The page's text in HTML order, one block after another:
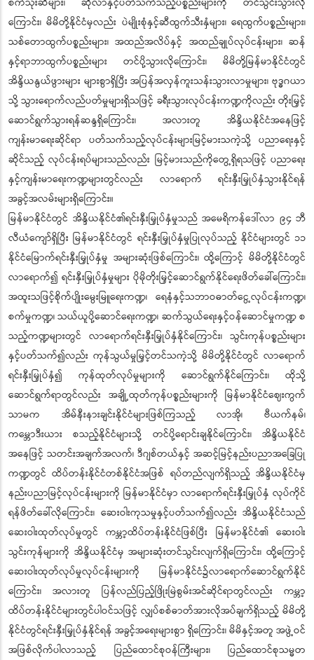
ကြောင်း၊ မိမိတို့နိုင်ငံမှလည်း ပဲမျိုးစုံနှင့်ဆီထွက်သီးနှံများ၊ ရေထွက်ပစ္စည်းများ၊
သစ်တောထွက်ပစ္စည်းများ၊ အထည်အလိပ်နှင့် အထည်ချုပ်လုပ်ငန်းများ၊ ဆန်
နှင့်ရာဘာထွက်ပစ္စည်းများ တင်ပို့သွားလိုကြောင်း၊ မိမိတို့မြန်မာနိုင်ငံတွင်
အိန္ဒိယနွယ်ဖွားများ များစွာရှိပြီး အပြန်အလှန်ကူးသန်းသွားလာမှုများ၊ ဗုဒ္ဓဂယာ
သို့ သွားရောက်လည်ပတ်မှုများရှိသဖြင့် ခရီးသွားလုပ်ငန်းကဏ္ဍကိုလည်း တိုးမြှင့်
ဆောင်ရွက်သွားရန်ဆန္ဒရှိကြောင်း၊ အလားတူ အိန္ဒိယနိုင်ငံအနေဖြင့်
ကျန်းမာရေးဆိုင်ရာ ပတ်သက်သည့်လုပ်ငန်းများမြင့်မားသကဲ့သို့ ပညာရေးနှင့်
ဆိုင်သည့် လုပ်ငန်းရပ်များသည်လည်း မြင့်မားသည်ကိုတွေ့ရှိရသဖြင့် ပညာရေး
နှင့်ကျန်းမာရေးကဏ္ဍများတွင်လည်း လာရောက် ရင်းနှီးမြှုပ်နှံသွားနိုင်ရန်
အခွင့်အလမ်းများရှိကြောင်း။
မြန်မာနိုင်ငံတွင် အိန္ဒိယနိုင်ငံ၏ရင်းနှီးမြှုပ်နှံမှုသည် အမေရိကန်ဒေါ်လာ ၉၄ ဘီ
လီယံကျော်ရှိပြီး မြန်မာနိုင်ငံတွင် ရင်းနှီးမြှုပ်နှံမှုပြုလုပ်သည့် နိုင်ငံများတွင် ၁၁
နိုင်ငံမြောက်ရင်းနှီးမြှုပ်နှံမှု အများဆုံးဖြစ်ကြောင်း၊ ထို့ကြောင့် မိမိတို့နိုင်ငံတွင်
လာရောက်၍ ရင်းနှီးမြှုပ်နှံမှုများ ပိုမိုတိုးမြှင့်ဆောင်ရွက်နိုင်ရေးဖိတ်ခေါ်ကြောင်း၊
အထူးသဖြင့်စိုက်ပျိုးမွေးမြူရေးကဏ္ဍ၊ ရေနံနှင့်သဘာဝဓာတ်ငွေ့လုပ်ငန်းကဏ္ဍ၊
စက်မှုကဏ္ဍ၊ သယ်ယူပို့ဆောင်ရေးကဏ္ဍ၊ ဆက်သွယ်ရေးနှင့်ဝန်ဆောင်မှုကဏ္ဍ စ
သည့်ကဏ္ဍများတွင် လာရောက်ရင်းနှီးမြှုပ်နှံနိုင်ကြောင်း၊ သွင်းကုန်ပစ္စည်းများ
နှင့်ပတ်သက်၍လည်း ကုန်သွယ်မှုမြှင့်တင်သကဲ့သို့ မိမိတို့နိုင်ငံတွင် လာရောက်
ရင်းနှီးမြှုပ်နှံ၍ ကုန်ထုတ်လုပ်မှုများကို ဆောင်ရွက်နိုင်ကြောင်း၊ ထိုသို့
ဆောင်ရွက်ရာတွင်လည်း အချို့ထုတ်ကုန်ပစ္စည်းများကို မြန်မာနိုင်ငံဈေးကွက်
သာမက အိမ်နီးနားချင်းနိုင်ငံများဖြစ်ကြသည့် လာအို၊ ဗီယက်နမ်၊
ကမ္ဘောဒီးယား စသည့်နိုင်ငံများသို့ တင်ပို့ရောင်းချနိုင်ကြောင်း၊ အိန္ဒိယနိုင်ငံ
အနေဖြင့် သတင်းအချက်အလက်၊ ဒီဂျစ်တယ်နှင့် အဆင့်မြင့်နည်းပညာအခြေပြု
ကဏ္ဍတွင် ထိပ်တန်းနိုင်ငံတစ်နိုင်ငံအဖြစ် ရပ်တည်လျက်ရှိသည့် အိန္ဒိယနိုင်ငံမှ
နည်းပညာမြင့်လုပ်ငန်းများကို မြန်မာနိုင်ငံမှာ လာရောက်ရင်းနှီးမြှုပ်နှံ လုပ်ကိုင်
ရန်ဖိတ်ခေါ်လိုကြောင်း၊ ဆေးဝါးကုသမှုနှင့်ပတ်သက်၍လည်း အိန္ဒိယနိုင်ငံသည်
ဆေးဝါးထုတ်လုပ်မှုတွင် ကမ္ဘာ့ထိပ်တန်းနိုင်ငံဖြစ်ပြီး မြန်မာနိုင်ငံ၏ ဆေးဝါး
သွင်းကုန်များကို အိန္ဒိယနိုင်ငံမှ အများဆုံးတင်သွင်းလျက်ရှိကြောင်း၊ ထို့ကြောင့်
ဆေးဝါးထုတ်လုပ်မှုလုပ်ငန်းများကို မြန်မာနိုင်ငံ၌လာရောက်ဆောင်ရွက်နိုင်
ကြောင်း၊ အလားတူ ပြန်လည်ပြည့်ဖြိုးမြဲစွမ်းအင်ဆိုင်ရာတွင်လည်း ကမ္ဘာ့
ထိပ်တန်းနိုင်ငံများတွင်ပါဝင်သဖြင့် လျှပ်စစ်ဓာတ်အားလိုအပ်ချက်ရှိသည့် မိမိတို့
နိုင်ငံတွင်ရင်းနှီးမြှုပ်နှံနိုင်ရန် အခွင့်အရေးများစွာ ရှိကြောင်း၊ မိမိနှင့်အတူ အဖွဲ့ဝင်
အဖြစ်လိုက်ပါလာသည့် ပြည်ထောင်စုဝန်ကြီးများ၊ ပြည်ထောင်စုသမ္မတ